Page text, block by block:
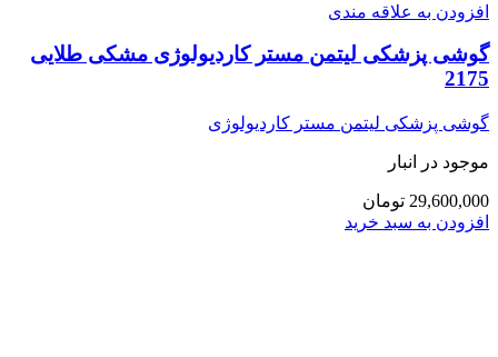
افزودن به علاقه مندی
گوشی پزشکی لیتمن مستر کاردیولوژی مشکی طلایی
2175
گوشی پزشکی لیتمن مستر کاردیولوژی
موجود در انبار
29,600,000 تومان
افزودن به سبد خرید